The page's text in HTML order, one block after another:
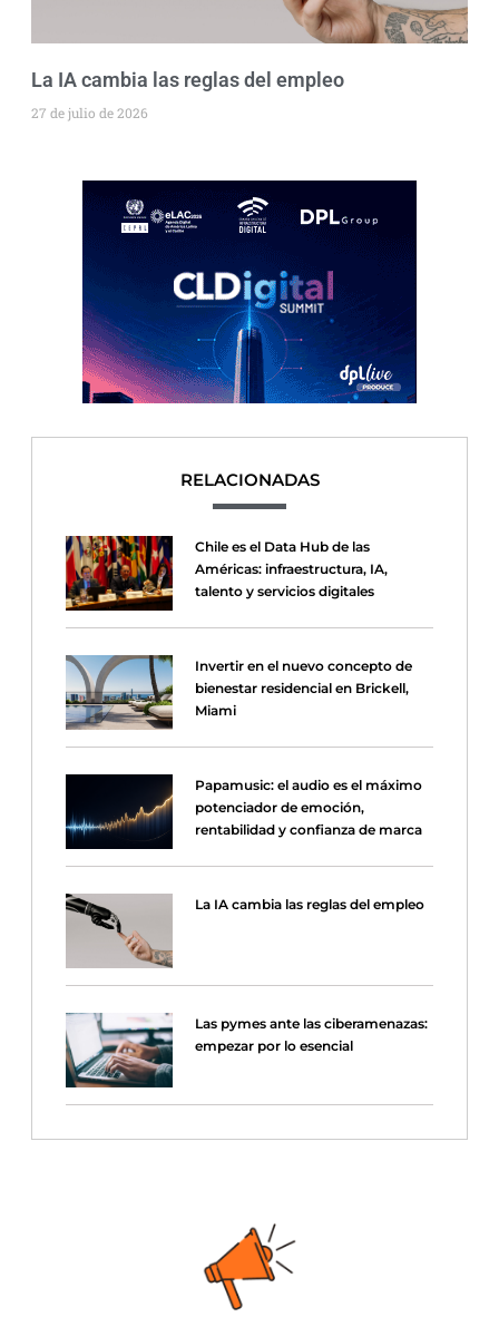
La IA cambia las reglas del empleo
27 de julio de 2026
RELACIONADAS
Chile es el Data Hub de las
Américas: infraestructura, IA,
talento y servicios digitales
Invertir en el nuevo concepto de
bienestar residencial en Brickell,
Miami
Papamusic: el audio es el máximo
potenciador de emoción,
rentabilidad y confianza de marca
La IA cambia las reglas del empleo
Las pymes ante las ciberamenazas:
empezar por lo esencial